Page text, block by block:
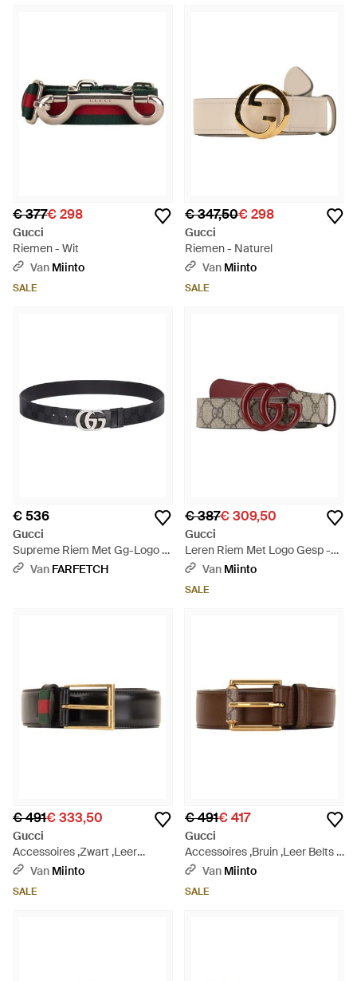
€ 377€ 298
Gucci
Riemen - Wit
Van Miinto
SALE
€ 347,50€ 298
Gucci
Riemen - Naturel
Van Miinto
SALE
€ 536
Gucci
Supreme Riem Met Gg-Logo -
Wit Van FARFETCH
€ 387€ 309,50
Gucci
Leren Riem Met Logo Gesp -
BruinVan Miinto
SALE
€ 491€ 333,50
Gucci
Accessoires ,Zwart ,Leer
Cintura Fibbia - Zwart
Van Miinto
SALE
€ 491€ 417
Gucci
Accessoires ,Bruin ,Leer Belts -
BruinVan Miinto
SALE